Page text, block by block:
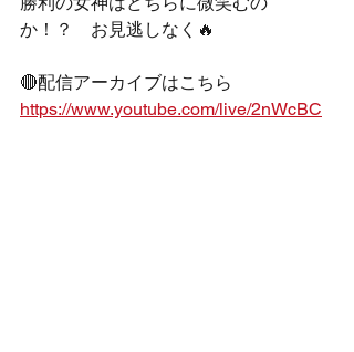
か！？　お見逃しなく🔥
🔴配信アーカイブはこちら
https://www.youtube.com/live/2nWcBC